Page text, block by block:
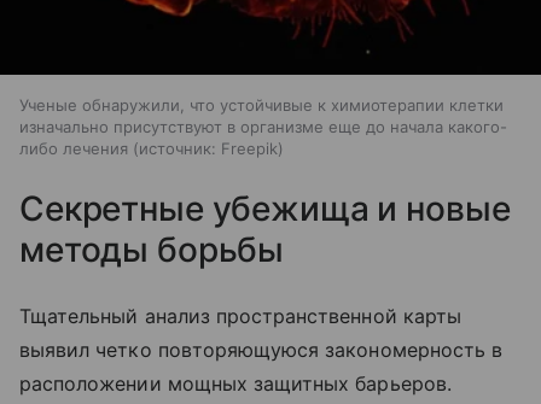
Ученые обнаружили, что устойчивые к химиотерапии клетки
изначально присутствуют в организме еще до начала какого-
либо лечения
источник: Freepik
Секретные убежища и новые
методы борьбы
Тщательный анализ пространственной карты
выявил четко повторяющуюся закономерность в
расположении мощных защитных барьеров.